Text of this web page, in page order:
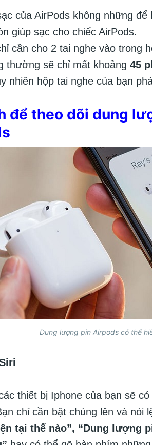
của AirPods không những
giúp sạc cho chiếc AirPods.
cần cho 2 tai nghe vào trong
thường sẽ chỉ mất khoảng 45
nhiên hộp tai nghe của bạn
để theo dõi dung
Dung lượng pin Airpods có thể
thiết bị Iphone của bạn sẽ
chỉ cần bật chúng lên và nói
tại thế nào”, “Dung lượng